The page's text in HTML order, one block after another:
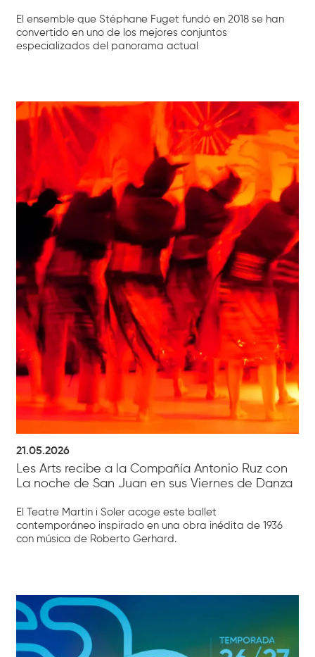
El ensemble que Stéphane Fuget fundó en 2018 se han
convertido en uno de los mejores conjuntos
especializados del panorama actual
21.05.2026
Les Arts recibe a la Compañía Antonio Ruz con
La noche de San Juan en sus Viernes de Danza
El Teatre Martín i Soler acoge este ballet
contemporáneo inspirado en una obra inédita de 1936
con música de Roberto Gerhard.